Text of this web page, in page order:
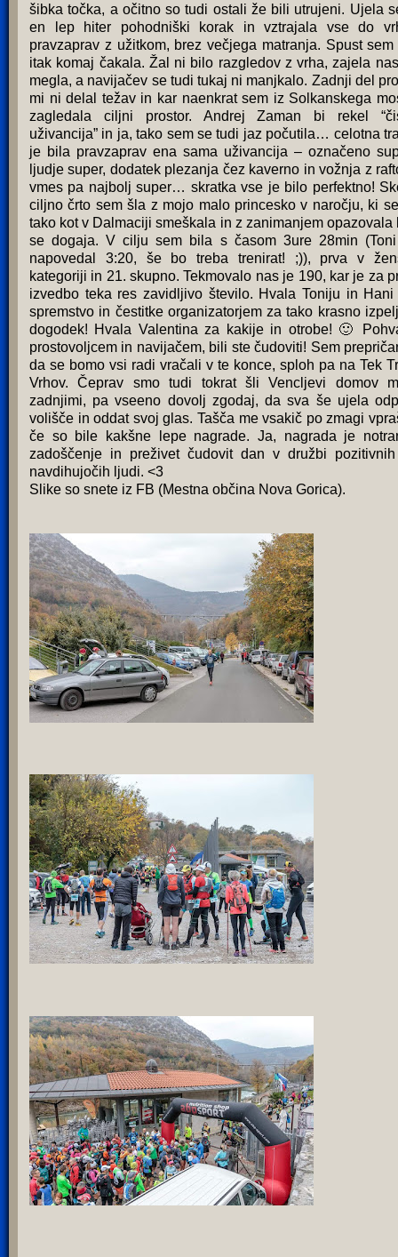
šibka točka, a očitno so tudi ostali že bili utrujeni. Ujela
en lep hiter pohodniški korak in vztrajala vse do
pravzaprav z užitkom, brez večjega matranja. Spust sem
itak komaj čakala. Žal ni bilo razgledov z vrha, zajela
megla, a navijačev se tudi tukaj ni manjkalo. Zadnji del
mi ni delal težav in kar naenkrat sem iz Solkanskega
zagledala ciljni prostor. Andrej Zaman bi rekel
uživancija” in ja, tako sem se tudi jaz počutila… celotna
je bila pravzaprav ena sama uživancija – označeno
ljudje super, dodatek plezanja čez kaverno in vožnja z
vmes pa najbolj super… skratka vse je bilo perfektno!
ciljno črto sem šla z mojo malo princesko v naročju, ki
tako kot v Dalmaciji smeškala in z zanimanjem opazovala
se dogaja. V cilju sem bila s časom 3ure 28min
napovedal 3:20, še bo treba trenirat! ;)), prva v
kategoriji in 21. skupno. Tekmovalo nas je 190, kar je za
izvedbo teka res zavidljivo število. Hvala Toniju in Hani
spremstvo in čestitke organizatorjem za tako krasno
dogodek! Hvala Valentina za kakije in otrobe! 🙂
prostovoljcem in navijačem, bili ste čudoviti! Sem
da se bomo vsi radi vračali v te konce, sploh pa na Tek
Vrhov. Čeprav smo tudi tokrat šli Vencljevi domov
zadnjimi, pa vseeno dovolj zgodaj, da sva še ujela
volišče in oddat svoj glas. Tašča me vsakič po zmagi
če so bile kakšne lepe nagrade. Ja, nagrada je
zadoščenje in preživet čudovit dan v družbi
navdihujočih ljudi. <3
Slike so snete iz FB (Mestna občina Nova Gorica).